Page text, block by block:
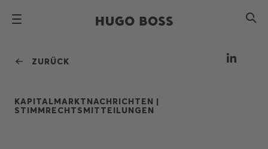
ZURÜCK
KAPITALMARKTNACHRICHTEN |
STIMMRECHTSMITTEILUNGEN